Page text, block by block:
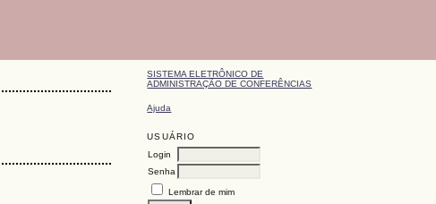
SISTEMA ELETRÔNICO DE
ADMINISTRAÇÃO DE CONFERÊNCIAS
Ajuda
USUÁRIO
Login
Senha
Lembrar de mim